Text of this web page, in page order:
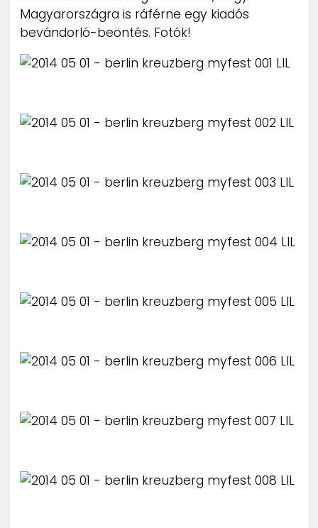
Magyarországra is ráférne egy kiadós
bevándorló-beöntés. Fotók!